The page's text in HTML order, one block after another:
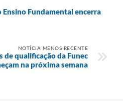
Ensino Fundamental encerra
NOTÍCIA MENOS RECENTE
de qualificação da Funec
na próxima semana